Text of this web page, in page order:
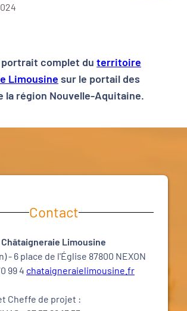
portrait complet du territoire
Limousine sur le portail des
région Nouvelle-Aquitaine.
Contact
Limousine
- 6 place de l'Église 87800 NEXON
99 4 chataigneraielimousine.fr
Cheffe de projet :